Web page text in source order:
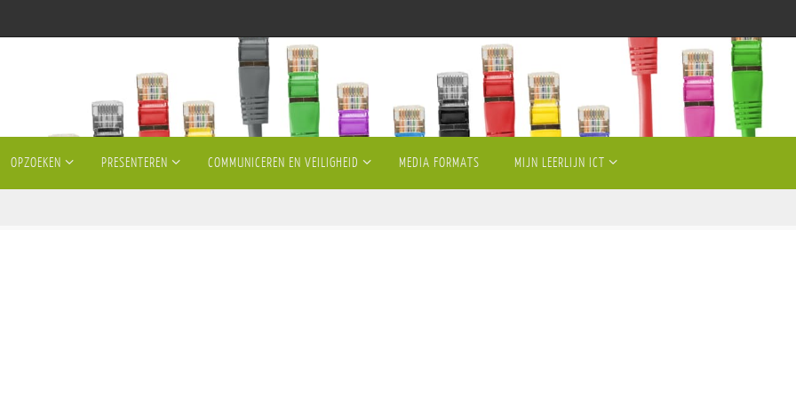
OPZOEKEN PRESENTEREN COMMUNICEREN EN VEILIGHEID MEDIA FORMATS MIJN LEERLIJN ICT